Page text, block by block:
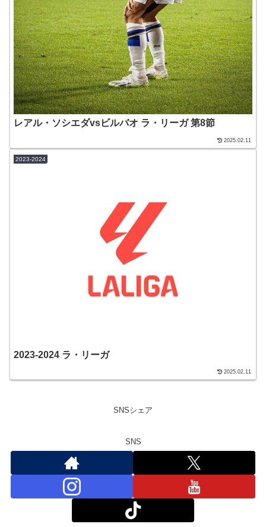
レアル・ソシエダvsビルバオ ラ・リーガ 第8節
2025.02.11
2023-2024
2023-2024 ラ・リーガ
2025.02.11
SNSシェア
SNS